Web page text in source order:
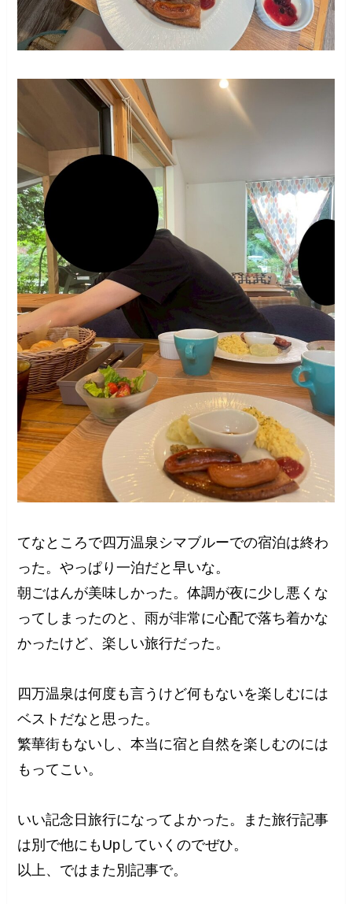
てなところで四万温泉シマブルーでの宿泊は終わ
った。やっぱり一泊だと早いな。
朝ごはんが美味しかった。体調が夜に少し悪くな
ってしまったのと、雨が非常に心配で落ち着かな
かったけど、楽しい旅行だった。
四万温泉は何度も言うけど何もないを楽しむには
ベストだなと思った。
繁華街もないし、本当に宿と自然を楽しむのには
もってこい。
いい記念日旅行になってよかった。また旅行記事
は別で他にもUpしていくのでぜひ。
以上、ではまた別記事で。